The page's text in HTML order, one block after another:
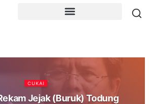
CUKAI
Jejak (Buruk) Todung